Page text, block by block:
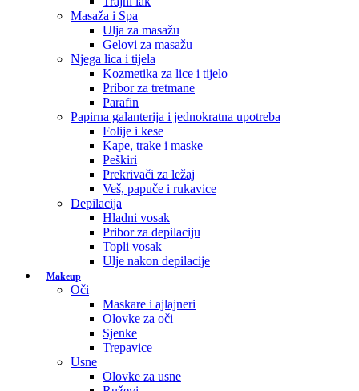
Masaža i Spa
Ulja za masažu
Gelovi za masažu
Njega lica i tijela
Kozmetika za lice i tijelo
Pribor za tretmane
Parafin
Papirna galanterija i jednokratna upotreba
Folije i kese
Kape, trake i maske
Peškiri
Prekrivači za ležaj
Veš, papuče i rukavice
Depilacija
Hladni vosak
Pribor za depilaciju
Topli vosak
Ulje nakon depilacije
Makeup
Oči
Maskare i ajlajneri
Olovke za oči
Sjenke
Trepavice
Usne
Olovke za usne